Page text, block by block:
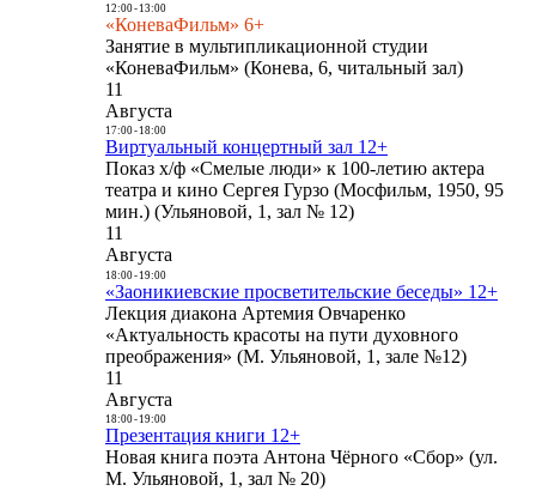
12:00- 13:00
«КоневаФильм» 6+
Занятие в мультипликационной студии
«КоневаФильм» (Конева, 6, читальный зал)
11
Августа
17:00- 18:00
Виртуальный концертный зал 12+
Показ х/ф «Смелые люди» к 100-летию актера
театра и кино Сергея Гурзо (Мосфильм, 1950, 95
мин.) (Ульяновой, 1, зал № 12)
11
Августа
18:00- 19:00
«Заоникиевские просветительские беседы» 12+
Лекция диакона Артемия Овчаренко
«Актуальность красоты на пути духовного
преображения» (М. Ульяновой, 1, зале №12)
11
Августа
18:00- 19:00
Презентация книги 12+
Новая книга поэта Антона Чёрного «Сбор» (ул.
М. Ульяновой, 1, зал № 20)